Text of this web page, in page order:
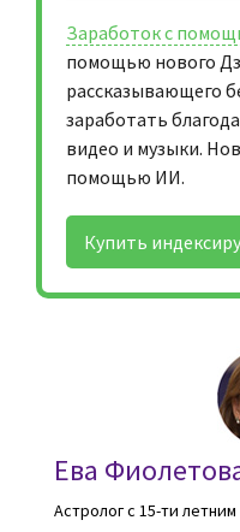
Заработок с
помощью нового
рассказывающего
заработать
видео и музыки.
помощью ИИ.
Купить
Ева
Астролог с 15-ти